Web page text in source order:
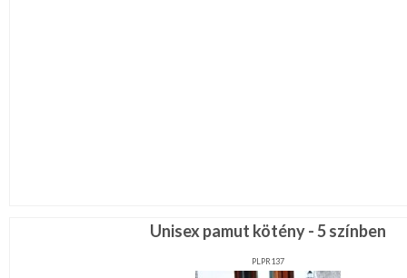
Unisex pamut kötény - 5 színben
PLPR137